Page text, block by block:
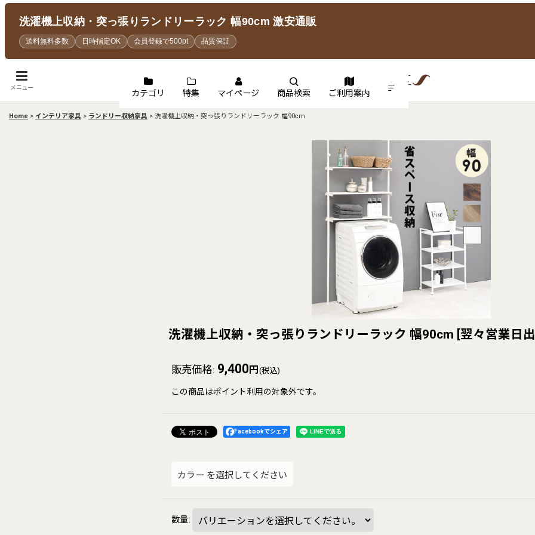
洗濯機上収納・突っ張りランドリーラック 幅90cm 激安通販
送料無料多数 日時指定OK 会員登録で500pt 品質保証
メニュー
カテゴリ 特集 マイページ 商品検索 ご利用案内
Home > インテリア家具 > ランドリー収納家具 > 洗濯機上収納・突っ張りランドリーラック 幅90cm
洗濯機上収納・突っ張りランドリーラック 幅90cm [翌々営業日
販売価格: 9,400 円 (税込)
この商品はポイント利用の対象外です。
Facebookでシェア
カラー を選択してください
数量: